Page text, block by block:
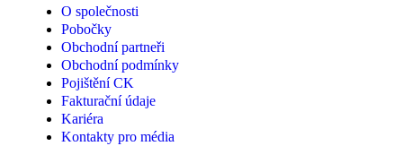
O společnosti
Pobočky
Obchodní partneři
Obchodní podmínky
Pojištění CK
Fakturační údaje
Kariéra
Kontakty pro média